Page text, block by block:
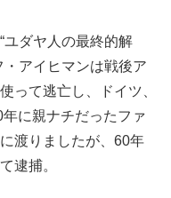
ユダヤ人の最終的解
アイヒマンは戦後ア
って逃亡し、ドイツ、
に親ナチだったファ
渡りましたが、60年
逮捕。